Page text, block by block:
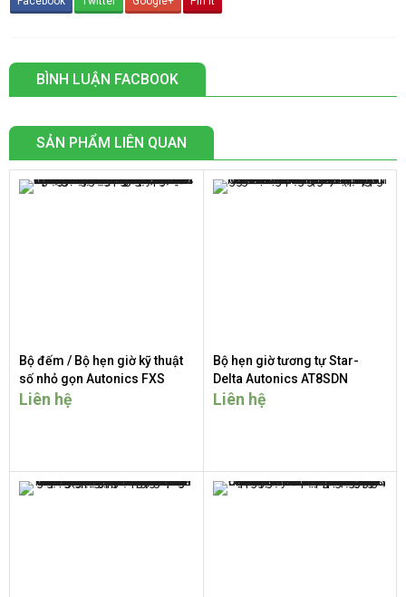
BÌNH LUẬN FACBOOK
SẢN PHẨM LIÊN QUAN
Bộ đếm / Bộ hẹn giờ kỹ thuật
số nhỏ gọn Autonics FXS
Liên hệ
Bộ hẹn giờ tương tự Star-
Delta Autonics AT8SDN
Series
Liên hệ